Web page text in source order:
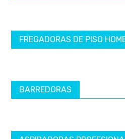
FREGADORAS DE PISO
BARREDORAS